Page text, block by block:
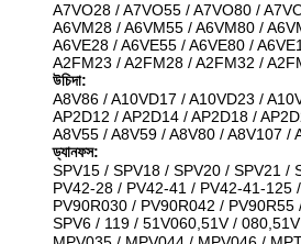
A7VO28 / A7VO55 / A7VO80 /
A6VM28 / A6VM55 / A6VM80 /
A6VE28 / A6VE55 / A6VE80 /
A2FM23 / A2FM28 / A2FM32 /
উচিদা:
A8V86 / A10VD17 / A10VD23 /
AP2D12 / AP2D14 / AP2D18 /
A8V55 / A8V59 / A8V80 / A8V107 /
ড্যানফস:
SPV15 / SPV18 / SPV20 / SPV21 /
PV42-28 / PV42-41 / PV42-41-
PV90R030 / PV90R042 /
SPV6 / 119 / 51V060,51V /